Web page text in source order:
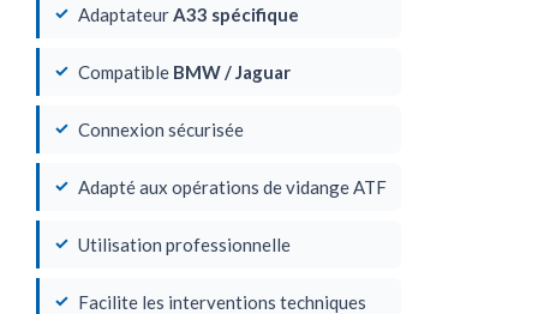
AdaptateurA33 spécifique
Compatible BMW / Jaguar
Connexion sécurisée
Adapté aux opérations de vidange ATF
Utilisation professionnelle
Facilite les interventions techniques